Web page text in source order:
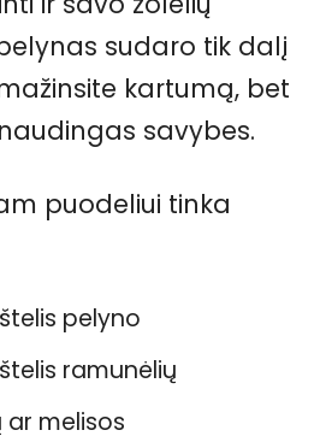
sudaro tik dalį
kartumą, bet
savybes.
puodeliui tinka
pelyno
ramunėlių
ar melisos